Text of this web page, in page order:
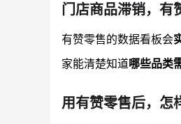
门店商品滞销，有
有赞零售的数据看板会
家能清楚知道哪些品类
用有赞零售后，怎